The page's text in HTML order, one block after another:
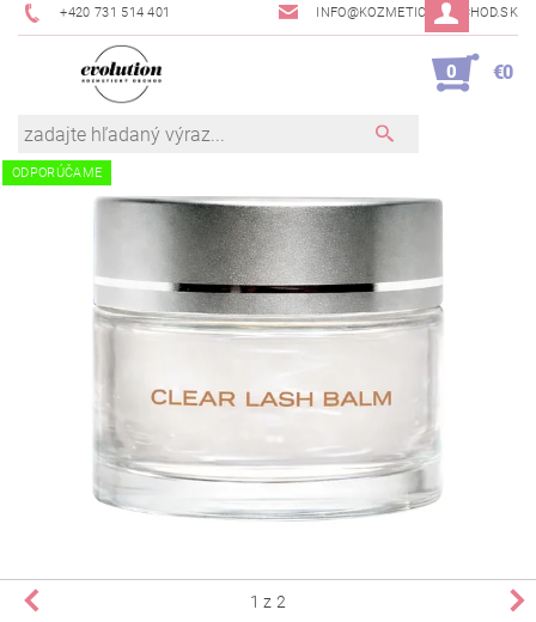
+420 731 514 401 INFO@KOZMETICKYOBCHOD.SK
0 €0
ODPORÚČAME
1 z 2